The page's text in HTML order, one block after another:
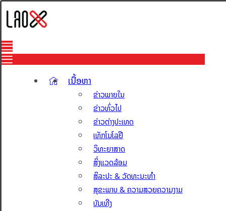
ເນື້ອຫາ
ຂ່າວພາຍໃນ
ຂ່າວທົ່ວໄປ
ຂ່າວຕ່າງປະເທດ
ເທັກໂນໂລຢີ
ວິທະຍາສາດ
ສິ່ງແວດລ້ອມ
ສິລະປະ & ວັດທະນະທຳ
ສຸຂະພາບ & ຄວາມສວຍຄວາມງາມ
ບັນເທີງ